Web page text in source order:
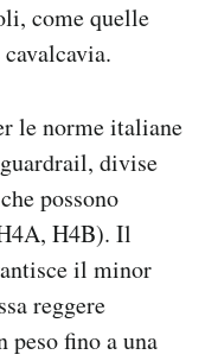
come quelle
le norme italiane
divise
possono
H4B). Il
il minor
reggere
peso fino a una